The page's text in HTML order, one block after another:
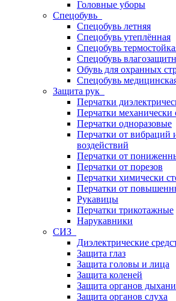
Головные уборы
Спецобувь
Спецобувь летняя
Спецобувь утеплённая
Спецобувь
Спецобувь
Обувь для охранных
Спецобувь
Защита рук
Перчатки
Перчатки механически
Перчатки одноразовые
Перчатки от вибраций
воздействий
Перчатки от
Перчатки от порезов
Перчатки химически
Перчатки от
Рукавицы
Перчатки трикотажные
Нарукавники
СИЗ
Диэлектрические
Защита глаз
Защита головы и лица
Защита коленей
Защита органов
Защита органов слуха